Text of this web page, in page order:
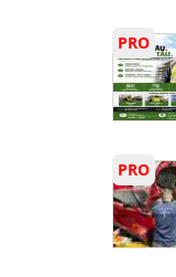
PRO
PRO